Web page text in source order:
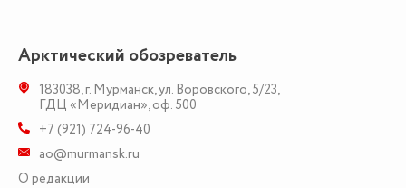
Арктический обозреватель
183038,г. Мурманск,ул. Воровского, 5/23,
ГДЦ «Меридиан», оф. 500
+7 (921) 724-96-40
ao@murmansk.ru
О редакции